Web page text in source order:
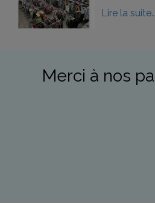
Lire la
Merci à nos